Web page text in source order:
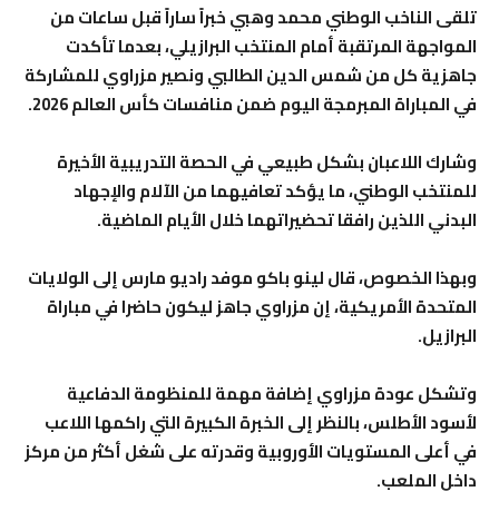
تلقى الناخب الوطني محمد وهبي خبراً ساراً قبل ساعات من
المواجهة المرتقبة أمام المنتخب البرازيلي، بعدما تأكدت
جاهزية كل من شمس الدين الطالبي ونصير مزراوي للمشاركة
في المباراة المبرمجة اليوم ضمن منافسات كأس العالم 2026.
وشارك اللاعبان بشكل طبيعي في الحصة التدريبية الأخيرة
للمنتخب الوطني، ما يؤكد تعافيهما من الآلام والإجهاد
البدني اللذين رافقا تحضيراتهما خلال الأيام الماضية.
وبهذا الخصوص، قال لينو باكو موفد راديو مارس إلى الولايات
المتحدة الأمريكية، إن مزراوي جاهز ليكون حاضرا في مباراة
البرازيل.
وتشكل عودة مزراوي إضافة مهمة للمنظومة الدفاعية
لأسود الأطلس، بالنظر إلى الخبرة الكبيرة التي راكمها اللاعب
في أعلى المستويات الأوروبية وقدرته على شغل أكثر من مركز
داخل الملعب.